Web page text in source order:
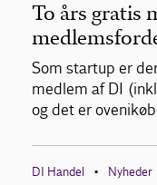
To års gratis
Som startup er
medlem af DI
og det er
DI Handel • Nyheder